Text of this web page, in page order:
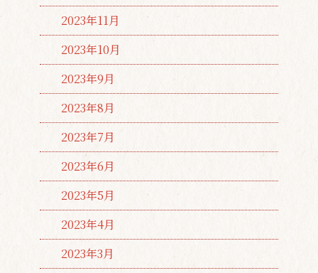
2023年11月
2023年10月
2023年9月
2023年8月
2023年7月
2023年6月
2023年5月
2023年4月
2023年3月